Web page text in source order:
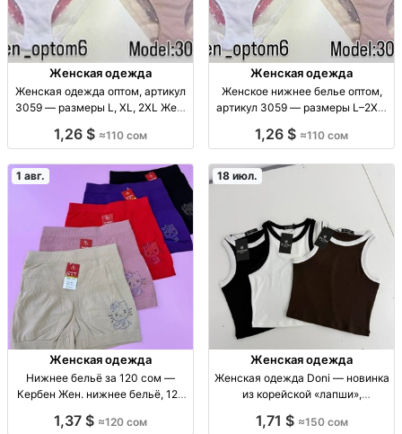
Женская одежда
Женская одежда оптом, артикул
3059 — размеры L, XL, 2XL Жен.
уп. 12 шт., 110 сом/шт.
1,26 $ ≈110 сом
Женская одежда
Женское нижнее белье оптом,
артикул 3059 — размеры L–2XL,
арт. 3059, р-ры L–2XL, уп. 12 шт.,
1,26 $ ≈110 сом
1 авг.
Женская одежда
Нижнее бельё за 120 сом —
Кербен Жен. нижнее бельё, 120
1,37 $ ≈120 сом
18 июл.
Женская одежда
Женская одежда Doni — новинка
из корейской «лапши»,
производство Бишкек жен.
1,71 $ ≈150 сом